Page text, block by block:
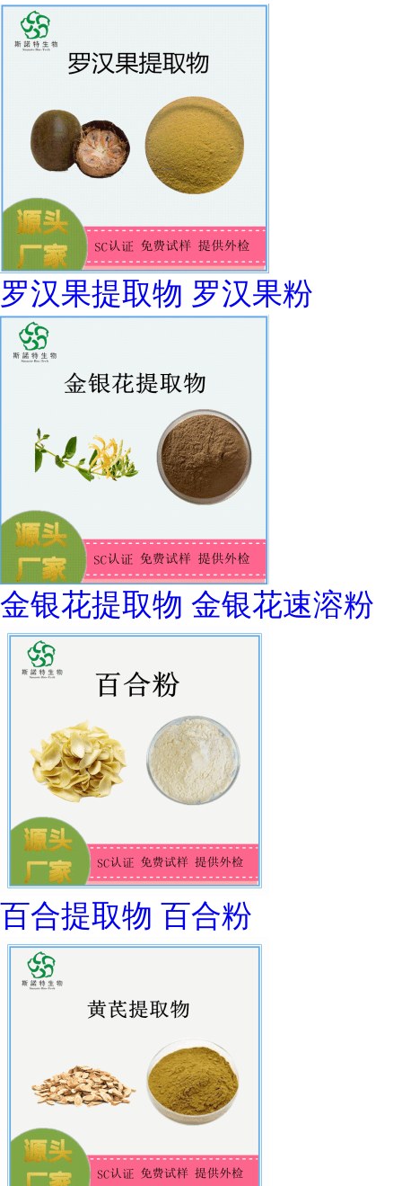
罗汉果提取物 罗汉果粉
金银花提取物 金银花速溶粉
百合提取物 百合粉